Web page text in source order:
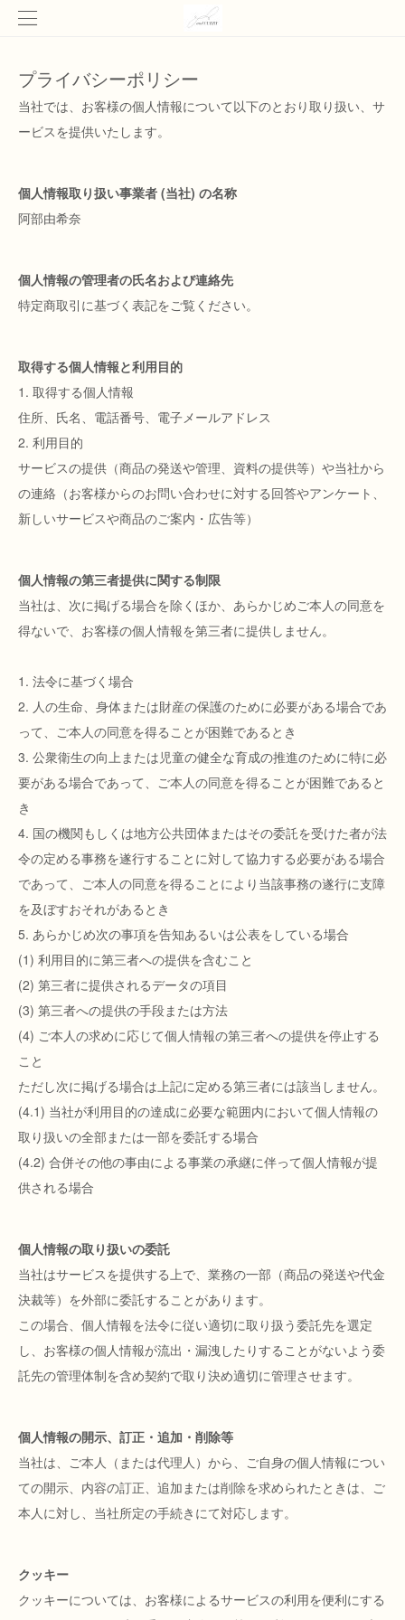
プライバシーポリシー
当社では、お客様の個人情報について以下のとおり取り扱い、サ
ービスを提供いたします。
個人情報取り扱い事業者 (当社) の名称
阿部由希奈
個人情報の管理者の氏名および連絡先
特定商取引に基づく表記をご覧ください。
取得する個人情報と利用目的
1. 取得する個人情報
住所、氏名、電話番号、電子メールアドレス
2. 利用目的
サービスの提供（商品の発送や管理、資料の提供等）や当社から
の連絡（お客様からのお問い合わせに対する回答やアンケート、
新しいサービスや商品のご案内・広告等）
個人情報の第三者提供に関する制限
当社は、次に掲げる場合を除くほか、あらかじめご本人の同意を
得ないで、お客様の個人情報を第三者に提供しません。
1. 法令に基づく場合
2. 人の生命、身体または財産の保護のために必要がある場合であ
って、ご本人の同意を得ることが困難であるとき
3. 公衆衛生の向上または児童の健全な育成の推進のために特に必
要がある場合であって、ご本人の同意を得ることが困難であると
き
4. 国の機関もしくは地方公共団体またはその委託を受けた者が法
令の定める事務を遂行することに対して協力する必要がある場合
であって、ご本人の同意を得ることにより当該事務の遂行に支障
を及ぼすおそれがあるとき
5. あらかじめ次の事項を告知あるいは公表をしている場合
(1) 利用目的に第三者への提供を含むこと
(2) 第三者に提供されるデータの項目
(3) 第三者への提供の手段または方法
(4) ご本人の求めに応じて個人情報の第三者への提供を停止する
こと
ただし次に掲げる場合は上記に定める第三者には該当しません。
(4.1) 当社が利用目的の達成に必要な範囲内において個人情報の
取り扱いの全部または一部を委託する場合
(4.2) 合併その他の事由による事業の承継に伴って個人情報が提
供される場合
個人情報の取り扱いの委託
当社はサービスを提供する上で、業務の一部（商品の発送や代金
決裁等）を外部に委託することがあります。
この場合、個人情報を法令に従い適切に取り扱う委託先を選定
し、お客様の個人情報が流出・漏洩したりすることがないよう委
託先の管理体制を含め契約で取り決め適切に管理させます。
個人情報の開示、訂正・追加・削除等
当社は、ご本人（または代理人）から、ご自身の個人情報につい
ての開示、内容の訂正、追加または削除を求められたときは、ご
本人に対し、当社所定の手続きにて対応します。
クッキー
クッキーについては、お客様によるサービスの利用を便利にする